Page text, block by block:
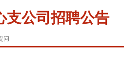
支公司招聘公告
问